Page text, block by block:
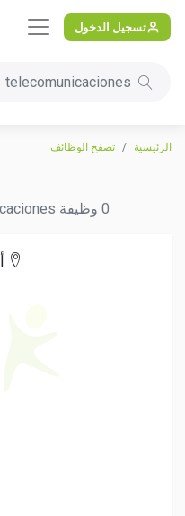
تسجيل الدخول
telecomunicaciones
الرئيسية تصفح الوظائف
0 وظيفة telecomunicaciones في قطر. تحديث يومي.